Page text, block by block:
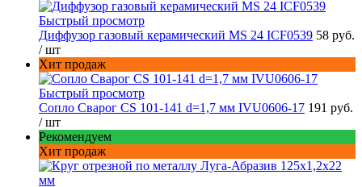
Быстрый просмотр
Диффузор газовый керамический MS 24 ICF0539 58 руб.
/ шт
Хит продаж
Быстрый просмотр
Сопло Сварог CS 101-141 d=1,7 мм IVU0606-17 191 руб.
/ шт
Рекомендуем
Хит продаж